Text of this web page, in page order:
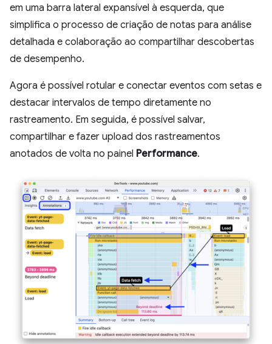
em uma barra lateral expansível à esquerda, que
simplifica o processo de criação de notas para análise
detalhada e colaboração ao compartilhar descobertas
de desempenho.
Agora é possível rotular e conectar eventos com setas e
destacar intervalos de tempo diretamente no
rastreamento. Em seguida, é possível salvar,
compartilhar e fazer upload dos rastreamentos
anotados de volta no painel Performance.